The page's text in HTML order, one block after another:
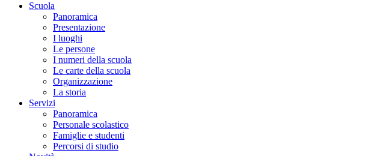
Scuola
Panoramica
Presentazione
I luoghi
Le persone
I numeri della scuola
Le carte della scuola
Organizzazione
La storia
Servizi
Panoramica
Personale scolastico
Famiglie e studenti
Percorsi di studio